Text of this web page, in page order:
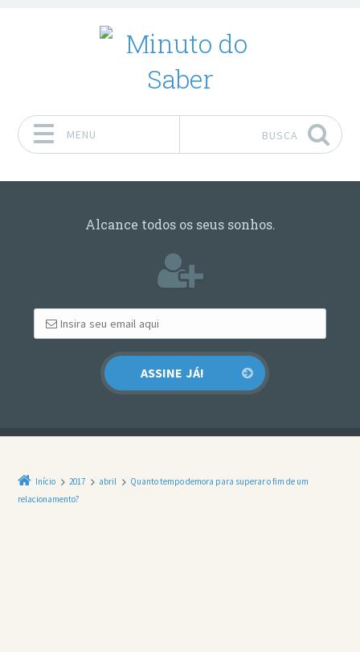
MENU BUSCA
Alcance todos os seus sonhos.
Início 2017 abril
Quanto tempo demora para superar o fim de um
relacionamento?